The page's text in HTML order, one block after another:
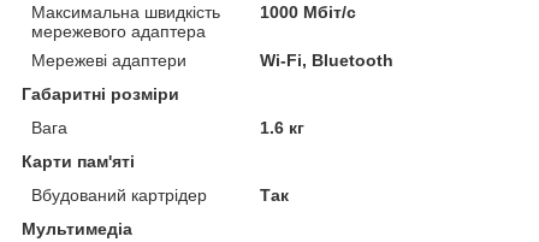
Максимальна швидкість
мережевого адаптера
1000 Мбіт/с
Мережеві адаптери
Wi-Fi, Bluetooth
Габаритні розміри
Вага
1.6 кг
Карти пам'яті
Вбудований картрідер
Так
Мультимедіа